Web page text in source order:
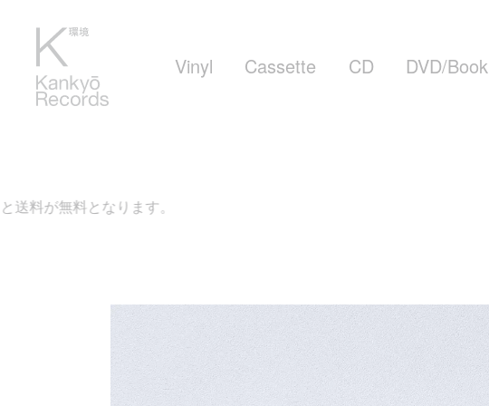
Vinyl Cassette CD DVD/Book
す。